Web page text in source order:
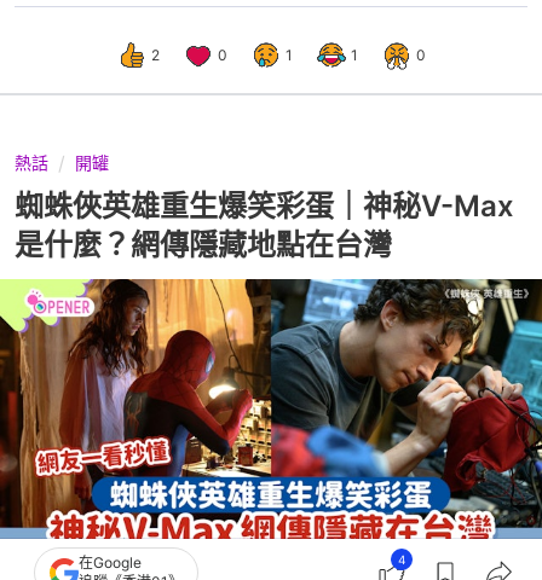
2 0 1 1 0
熱話 開罐
蜘蛛俠英雄重生爆笑彩蛋｜神秘V-Max
是什麼？網傳隱藏地點在台灣
在Google
4